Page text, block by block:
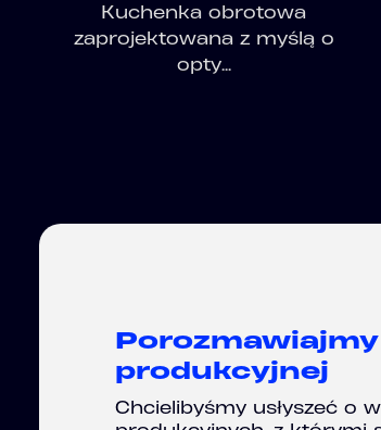
Kuchenka obrotowa
zaprojektowana z myślą o
opty...
produkcyjnej
Chcielibyśmy usłyszeć o